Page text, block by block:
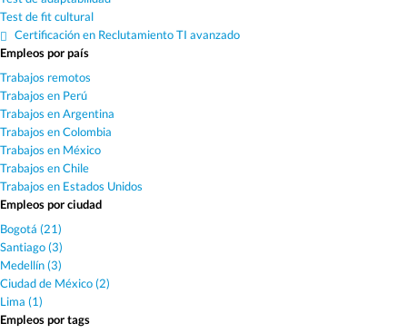
Test de fit cultural
Certificación en Reclutamiento TI avanzado
Empleos por país
Trabajos remotos
Trabajos en Perú
Trabajos en Argentina
Trabajos en Colombia
Trabajos en México
Trabajos en Chile
Trabajos en Estados Unidos
Empleos por ciudad
Bogotá (21)
Santiago (3)
Medellín (3)
Ciudad de México (2)
Lima (1)
Empleos por tags